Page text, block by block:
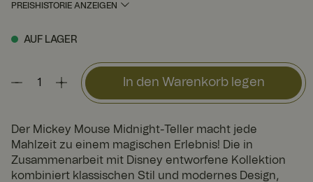
PREISHISTORIE ANZEIGEN
AUF LAGER
In den Warenkorb legen
Der Mickey Mouse Midnight-Teller macht jede
Mahlzeit zu einem magischen Erlebnis! Die in
Zusammenarbeit mit Disney entworfene Kollektion
kombiniert klassischen Stil und modernes Design,